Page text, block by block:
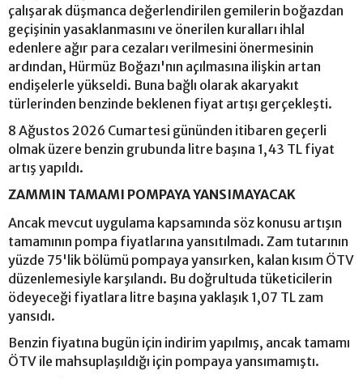
çalışarak düşmanca değerlendirilen gemilerin boğazdan
geçişinin yasaklanmasını ve önerilen kuralları ihlal
edenlere ağır para cezaları verilmesini önermesinin
ardından, Hürmüz Boğazı'nın açılmasına ilişkin artan
endişelerle yükseldi. Buna bağlı olarak akaryakıt
türlerinden benzinde beklenen fiyat artışı gerçekleşti.
8 Ağustos 2026 Cumartesi gününden itibaren geçerli
olmak üzere benzin grubunda litre başına 1,43 TL fiyat
artış yapıldı.
ZAMMIN TAMAMI POMPAYA YANSIMAYACAK
Ancak mevcut uygulama kapsamında söz konusu artışın
tamamının pompa fiyatlarına yansıtılmadı. Zam tutarının
yüzde 75'lik bölümü pompaya yansırken, kalan kısım ÖTV
düzenlemesiyle karşılandı. Bu doğrultuda tüketicilerin
ödeyeceği fiyatlara litre başına yaklaşık 1,07 TL zam
yansıdı.
Benzin fiyatına bugün için indirim yapılmış, ancak tamamı
ÖTV ile mahsuplaşıldığı için pompaya yansımamıştı.